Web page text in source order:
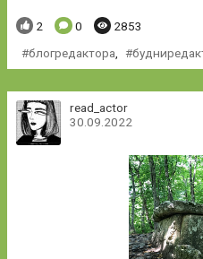
Понравилось:
2 Комментариев:
0 Просмотров:
2853
блогредактора,
read_actor
30.09.2022